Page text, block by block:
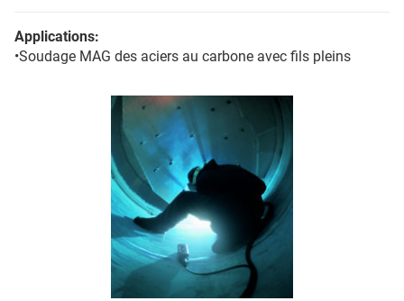
Applications:
•Soudage MAG des aciers au carbone avec fils pleins